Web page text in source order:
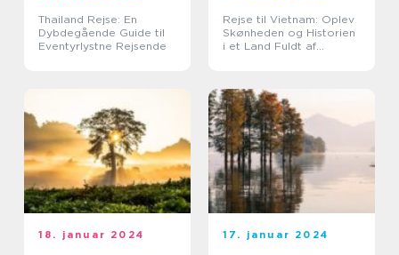
Thailand Rejse: En
Dybdegående Guide til
Eventyrlystne Rejsende
Rejse til Vietnam: Oplev
Skønheden og Historien
i et Land Fuldt af
18. januar 2024 17. januar 2024